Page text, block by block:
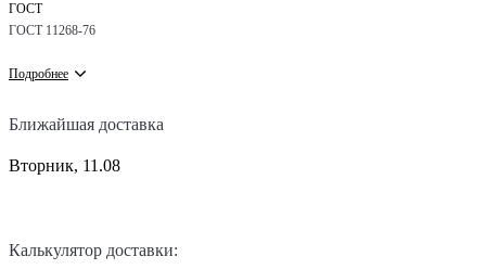
ГОСТ
ГОСТ 11268-76
Подробнее
Ближайшая доставка
Вторник, 11.08
Калькулятор доставки: